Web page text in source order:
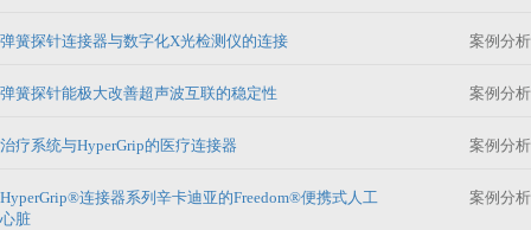
弹簧探针连接器与数字化X光检测仪的连接 案例分析
弹簧探针能极大改善超声波互联的稳定性 案例分析
治疗系统与HyperGrip的医疗连接器 案例分析
HyperGrip®连接器系列辛卡迪亚的Freedom®便携式人工
心脏
案例分析